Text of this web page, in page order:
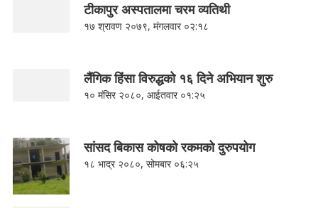
टीकापुर अस्पतालमा चरम व्यतिथी
१७ श्रावण २०७९, मंगलवार ०२:१८
लैंगिक हिंसा विरुद्धको १६ दिने अभियान शुरु
१० मंसिर २०८०, आईतवार ०१:२५
सांसद बिकास कोषको रकमको दुरुपयोग
१८ भाद्र २०८०, सोमबार ०६:२५